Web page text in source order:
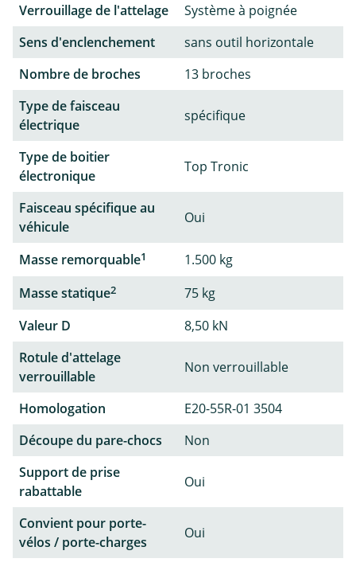
Verrouillage de l'attelage
Système à poignée
Sens d'enclenchement
sans outil horizontale
Nombre de broches
13 broches
Type de faisceau
électrique
spécifique
Type de boitier
électronique
Top Tronic
Faisceau spécifique au
véhicule
Oui
Masse remorquable1
1.500 kg
Masse statique2
75 kg
Valeur D
8,50 kN
Rotule d'attelage
verrouillable
Non verrouillable
Homologation
E20-55R-01 3504
Découpe du pare-chocs
Non
Support de prise
rabattable
Oui
Convient pour porte-
vélos / porte-charges
Oui